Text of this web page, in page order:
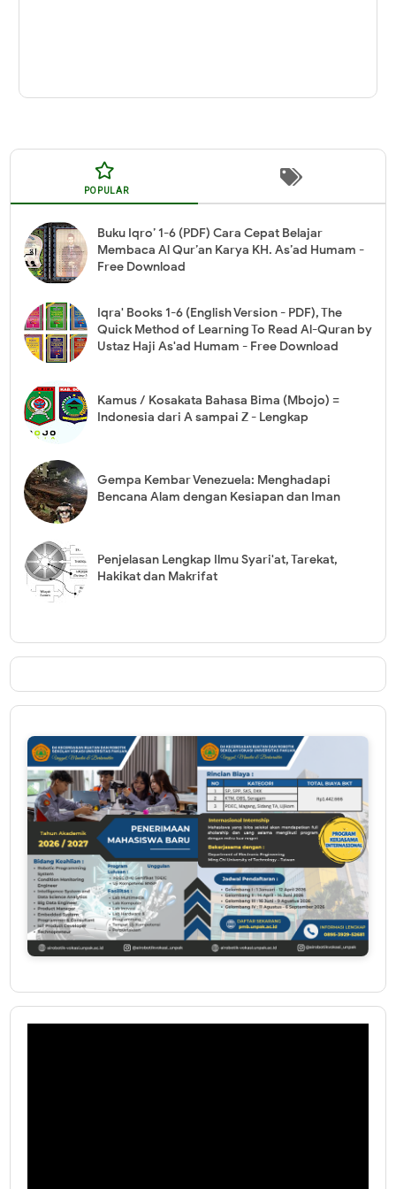
POPULAR
Buku Iqro’ 1-6 (PDF) Cara Cepat Belajar
Membaca Al Qur’an Karya KH. As’ad Humam -
Free Download
Iqra' Books 1-6 (English Version - PDF), The
Quick Method of Learning To Read Al-Quran by
Ustaz Haji As'ad Humam - Free Download
Kamus / Kosakata Bahasa Bima (Mbojo) =
Indonesia dari A sampai Z - Lengkap
Gempa Kembar Venezuela: Menghadapi
Bencana Alam dengan Kesiapan dan Iman
Penjelasan Lengkap Ilmu Syari'at, Tarekat,
Hakikat dan Makrifat